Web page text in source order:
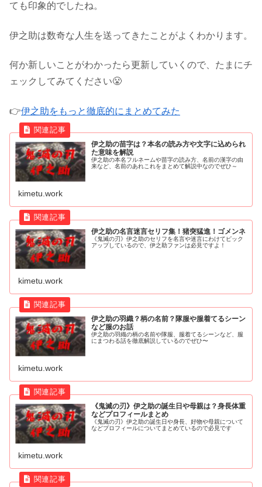
ても印象的でしたね。
伊之助は数奇な人生を送ってきたことがよくわかります。
何か新しいことがわかったら更新していくので、たまにチ
ェックしてみてください😤
👉伊之助をもっと徹底的にまとめてみた
伊之助の苗字は？本名の読み方や文字に込められ
た意味を解説
伊之助の本名フルネームや苗字の読み方、名前の漢字の由
来など、名前のあれこれをまとめて解説中なのでぜひ～
kimetu.work
伊之助の名言迷言セリフ集！猪突猛進！ゴメンネ
《鬼滅の刃》伊之助のセリフを名言や迷言にわけてピック
アップしているので、伊之助ファンは必見ですよ！
kimetu.work
伊之助の羽織？柄の名前？隊服や服着てるシーン
など服のお話
伊之助の羽織の柄の名前や隊服、服着てるシーンなど、服
にまつわる話を徹底解説しているのでぜひ〜
kimetu.work
《鬼滅の刃》伊之助の誕生日や母親は？身長体重
などプロフィールまとめ
《鬼滅の刃》伊之助の誕生日や身長、好物や母親について
などプロフィールについてまとめているので必見です
kimetu.work